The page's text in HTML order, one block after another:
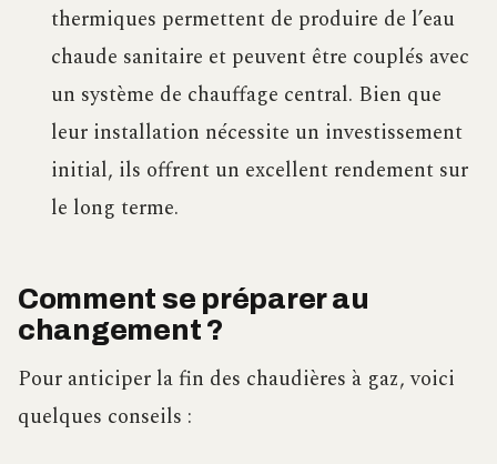
thermiques permettent de produire de l’eau
chaude sanitaire et peuvent être couplés avec
un système de chauffage central. Bien que
leur installation nécessite un investissement
initial, ils offrent un excellent rendement sur
le long terme.
Comment se préparer au
changement ?
Pour anticiper la fin des chaudières à gaz, voici
quelques conseils :